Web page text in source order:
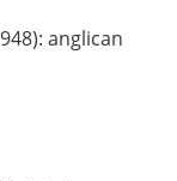
anglican